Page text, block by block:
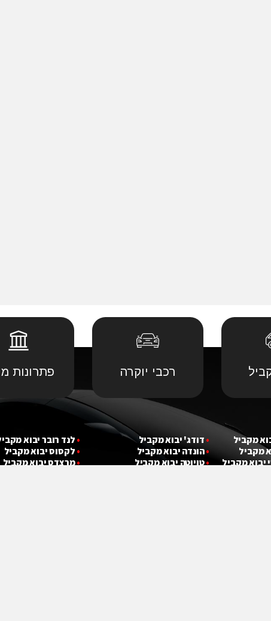
רכבי יוקרה פתרונות
מקביל
מקביל
יבוא מקביל
• דודג' יבוא מקביל
•הונדה יבוא מקביל
•טויוטה יבוא מקביל
• לנד רובר יבוא
• לקסוס יבוא מקביל
•מרצדס יבוא מקביל